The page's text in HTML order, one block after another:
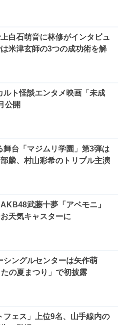
上白石萌音に林修がインタビュ
米津玄師の3つの成功術を解
ト怪談エンタメ映画「未成
公開
台「マジムリ学園」第3弾は
麟、村山彩希のトリプル主演
武藤十夢「アベモニ」
天気キャスターに
シングルセンターは矢作萌
の夏まつり」で初披露
ェス」上位9名、山手線内の